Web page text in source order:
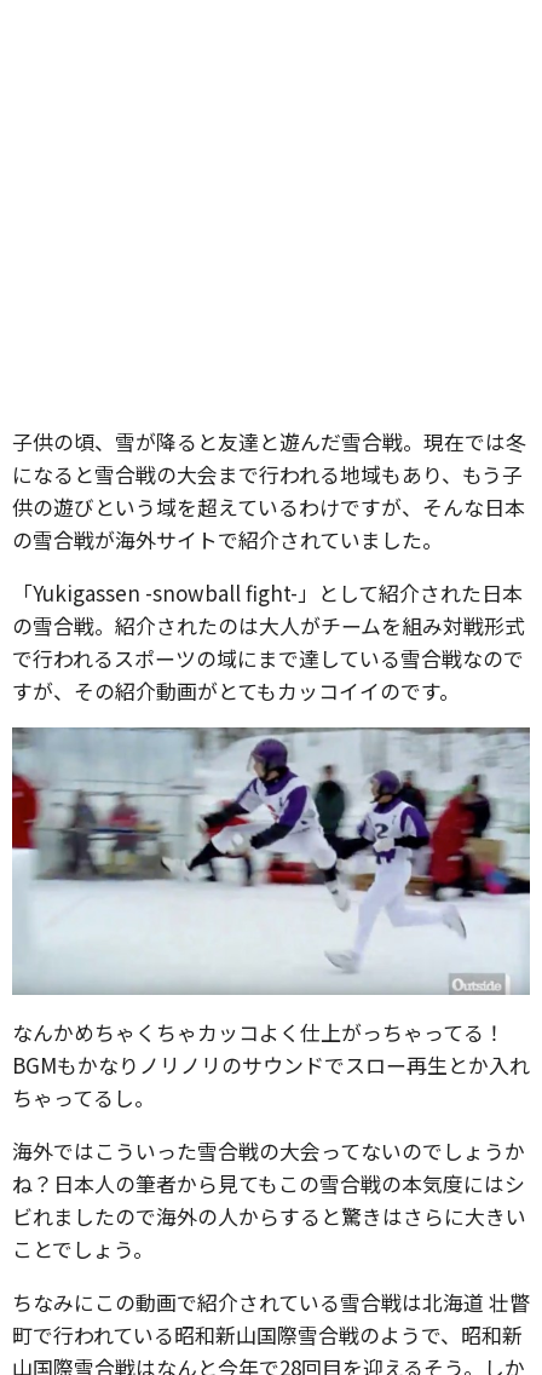
子供の頃、雪が降ると友達と遊んだ雪合戦。現在では冬
になると雪合戦の大会まで行われる地域もあり、もう子
供の遊びという域を超えているわけですが、そんな日本
の雪合戦が海外サイトで紹介されていました。
「Yukigassen -snowball fight-」として紹介された日本
の雪合戦。紹介されたのは大人がチームを組み対戦形式
で行われるスポーツの域にまで達している雪合戦なので
すが、その紹介動画がとてもカッコイイのです。
なんかめちゃくちゃカッコよく仕上がっちゃってる！
BGMもかなりノリノリのサウンドでスロー再生とか入れ
ちゃってるし。
海外ではこういった雪合戦の大会ってないのでしょうか
ね？日本人の筆者から見てもこの雪合戦の本気度にはシ
ビれましたので海外の人からすると驚きはさらに大きい
ことでしょう。
ちなみにこの動画で紹介されている雪合戦は北海道 壮瞥
町で行われている昭和新山国際雪合戦のようで、昭和新
山国際雪合戦はなんと今年で28回目を迎えるそう。しか